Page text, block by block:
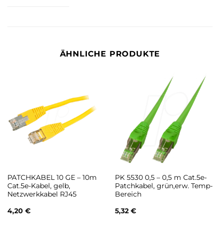
ÄHNLICHE PRODUKTE
PATCHKABEL 10 GE – 10m
Cat.5e-Kabel, gelb,
Netzwerkkabel RJ45
4,20 €
PK 5530 0,5 – 0,5 m Cat.5e-
Patchkabel, grün,erw. Temp-
Bereich
5,32 €